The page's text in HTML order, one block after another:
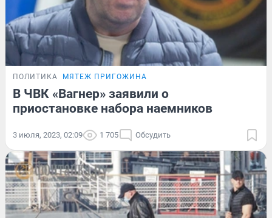
ПОЛИТИКА МЯТЕЖ ПРИГОЖИНА
В ЧВК «Вагнер» заявили о
приостановке набора наемников
3 июля, 2023, 02:09 1 705 Обсудить